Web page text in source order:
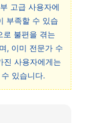
고급 사용자에
부족할 수 있습
로 불편을 겪는
, 이미 전문가 수
진 사용자에게는
있습니다.